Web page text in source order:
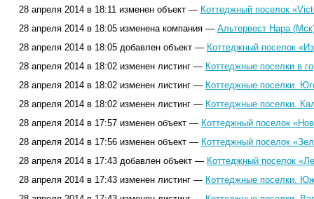
28 апреля 2014 в 18:11 изменен объект — Коттеджный поселок
28 апреля 2014 в 18:05 изменена компания — Альтервест Нара
28 апреля 2014 в 18:05 добавлен объект — Коттеджный поселок
28 апреля 2014 в 18:02 изменен листинг — Коттеджные поселки в
28 апреля 2014 в 18:02 изменен листинг — Коттеджные поселки.
28 апреля 2014 в 18:02 изменен листинг — Коттеджные поселки.
28 апреля 2014 в 17:57 изменен объект — Коттеджный поселок
28 апреля 2014 в 17:56 изменен объект — Коттеджный поселок
28 апреля 2014 в 17:43 добавлен объект — Коттеджный поселок
28 апреля 2014 в 17:43 изменен листинг — Коттеджные поселки.